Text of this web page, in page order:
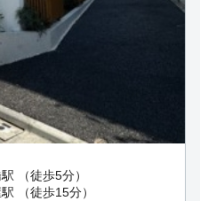
（徒歩5分）
（徒歩15分）